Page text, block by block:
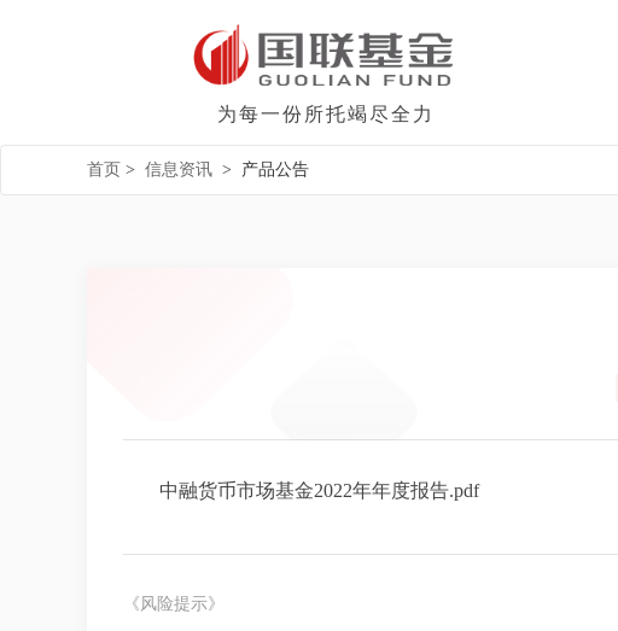
为每一份所托竭尽全力
首页 > 信息资讯 > 产品公告
中融货币市场基金2022年年度报告.pdf
《风险提示》